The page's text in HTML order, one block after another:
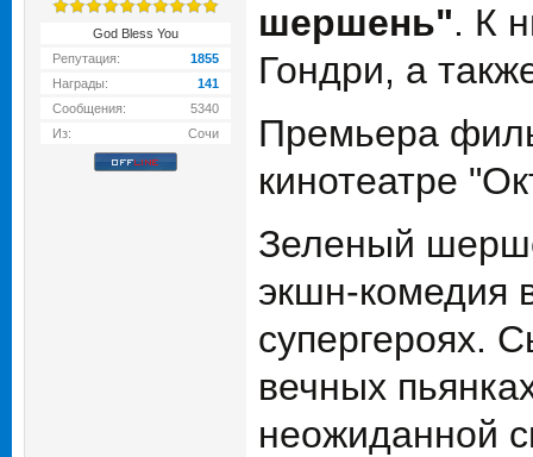
God Bless You
Репутация:
1855
Награды:
141
Сообщения:
5340
Из:
Сочи
шершень". К
Гондри, а
Премьера
кинотеатре
Зеленый
экшн-комедия
супергероях.
вечных
неожиданной